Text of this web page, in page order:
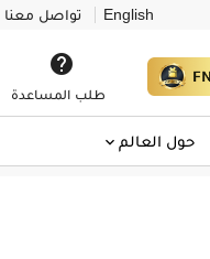
English تواصل معنا

طلب المساعدة
حول العالم